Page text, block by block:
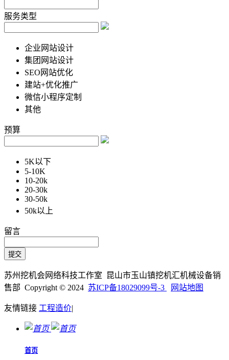
服务类型
企业网站设计
集团网站设计
SEO网站优化
建站+优化推广
微信小程序定制
其他
预算
5K以下
5-10K
10-20k
20-30k
30-50k
50k以上
留言
苏州挖机会网络科技工作室 昆山市玉山镇挖机汇机械设备销
售部 Copyright © 2024 苏ICP备18029099号-3 网站地图
友情链接 工程造价|
首页